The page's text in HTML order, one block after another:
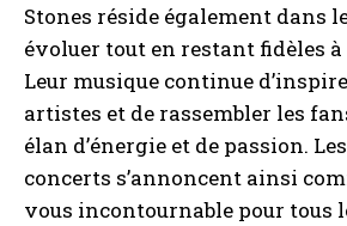
Stones réside également dans
évoluer tout en restant fidèles à
Leur musique continue
artistes et de rassembler les
élan d’énergie et de passion.
concerts s’annoncent ainsi
vous incontournable pour tous